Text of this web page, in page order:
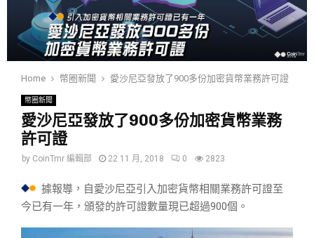
Home 幣圈新聞 愛沙尼亞發放了900多份加密貨幣業務許可證
幣圈新聞
愛沙尼亞發放了900多份加密貨幣業務
許可證
by CoinTmr 編輯部 22 11 月, 2018 0 2823
據報導，自愛沙尼亞引入加密貨幣相關業務許可證至
今已有一年，頒發的許可證數量現已超過900個。